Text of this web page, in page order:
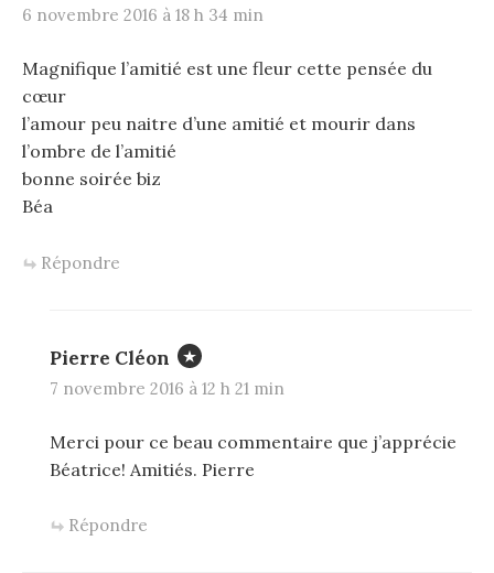
6 novembre 2016 à 18 h 34 min
Magnifique l’amitié est une fleur cette pensée du
cœur
l’amour peu naitre d’une amitié et mourir dans
l’ombre de l’amitié
bonne soirée biz
Béa
Répondre
Pierre Cléon
7 novembre 2016 à 12 h 21 min
Merci pour ce beau commentaire que j’apprécie
Béatrice! Amitiés. Pierre
Répondre